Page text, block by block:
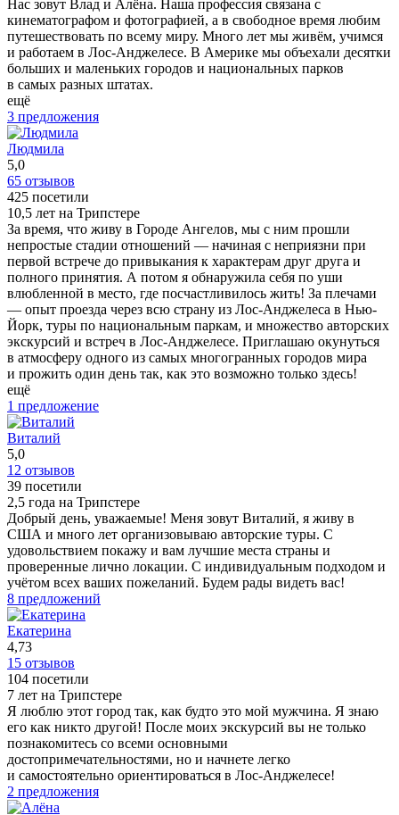
Нас зовут Влад и Алёна. Наша профессия связана с
кинематографом и фотографией, а в свободное время любим
путешествовать по всему миру. Много лет мы живём, учимся
и работаем в Лос-Анджелесе. В Америке мы объехали десятки
больших и маленьких городов и национальных парков
в самых разных штатах.
ещё
3 предложения
Людмила
5,0
65 отзывов
425 посетили
10,5 лет на Трипстере
За время, что живу в Городе Ангелов, мы с ним прошли
непростые стадии отношений — начиная с неприязни при
первой встрече до привыкания к характерам друг друга и
полного принятия. А потом я обнаружила себя по уши
влюбленной в место, где посчастливилось жить! За плечами
— опыт проезда через всю страну из Лос-Анджелеса в Нью-
Йорк, туры по национальным паркам, и множество авторских
экскурсий и встреч в Лос-Анджелесе. Приглашаю окунуться
в атмосферу одного из самых многогранных городов мира
и прожить один день так, как это возможно только здесь!
ещё
1 предложение
Виталий
5,0
12 отзывов
39 посетили
2,5 года на Трипстере
Добрый день, уважаемые! Меня зовут Виталий, я живу в
США и много лет организовываю авторские туры. С
удовольствием покажу и вам лучшие места страны и
проверенные лично локации. С индивидуальным подходом и
учётом всех ваших пожеланий. Будем рады видеть вас!
8 предложений
Екатерина
4,73
15 отзывов
104 посетили
7 лет на Трипстере
Я люблю этот город так, как будто это мой мужчина. Я знаю
его как никто другой! После моих экскурсий вы не только
познакомитесь со всеми основными
достопримечательностями, но и начнете легко
и самостоятельно ориентироваться в Лос-Анджелесе!
2 предложения